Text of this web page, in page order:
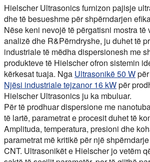
Hielscher Ultrasonics furnizon pajisje
dhe të besueshme për shpërndarjen
Nëse keni nevojë të përgatisni mostra të
analizë dhe R&Përndryshe, ju duhet të
industriale të mëdha dispersionesh me
produkteve të Hielscher ofron sistemin
kërkesat tuaja. Nga Ultrasonikë 50 W
Njësi industriale tejzanor 16 kWpër
Hielscher Ultrasonics ju ka mbuluar.
Për të prodhuar dispersione me
të lartë, parametrat e procesit duhet të
Amplituda, temperatura, presioni dhe
parametrat më kritikë për një
CNT. Ultrasonikët e Hielscher jo vetëm